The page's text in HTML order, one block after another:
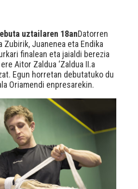
uztailaren 18anDatorren
Zubirik, Juanenea eta Endika
finalean eta jaialdi berezia
Aitor Zaldua ‘Zaldua II.a
Egun horretan debutatuko du
Oriamendi enpresarekin.